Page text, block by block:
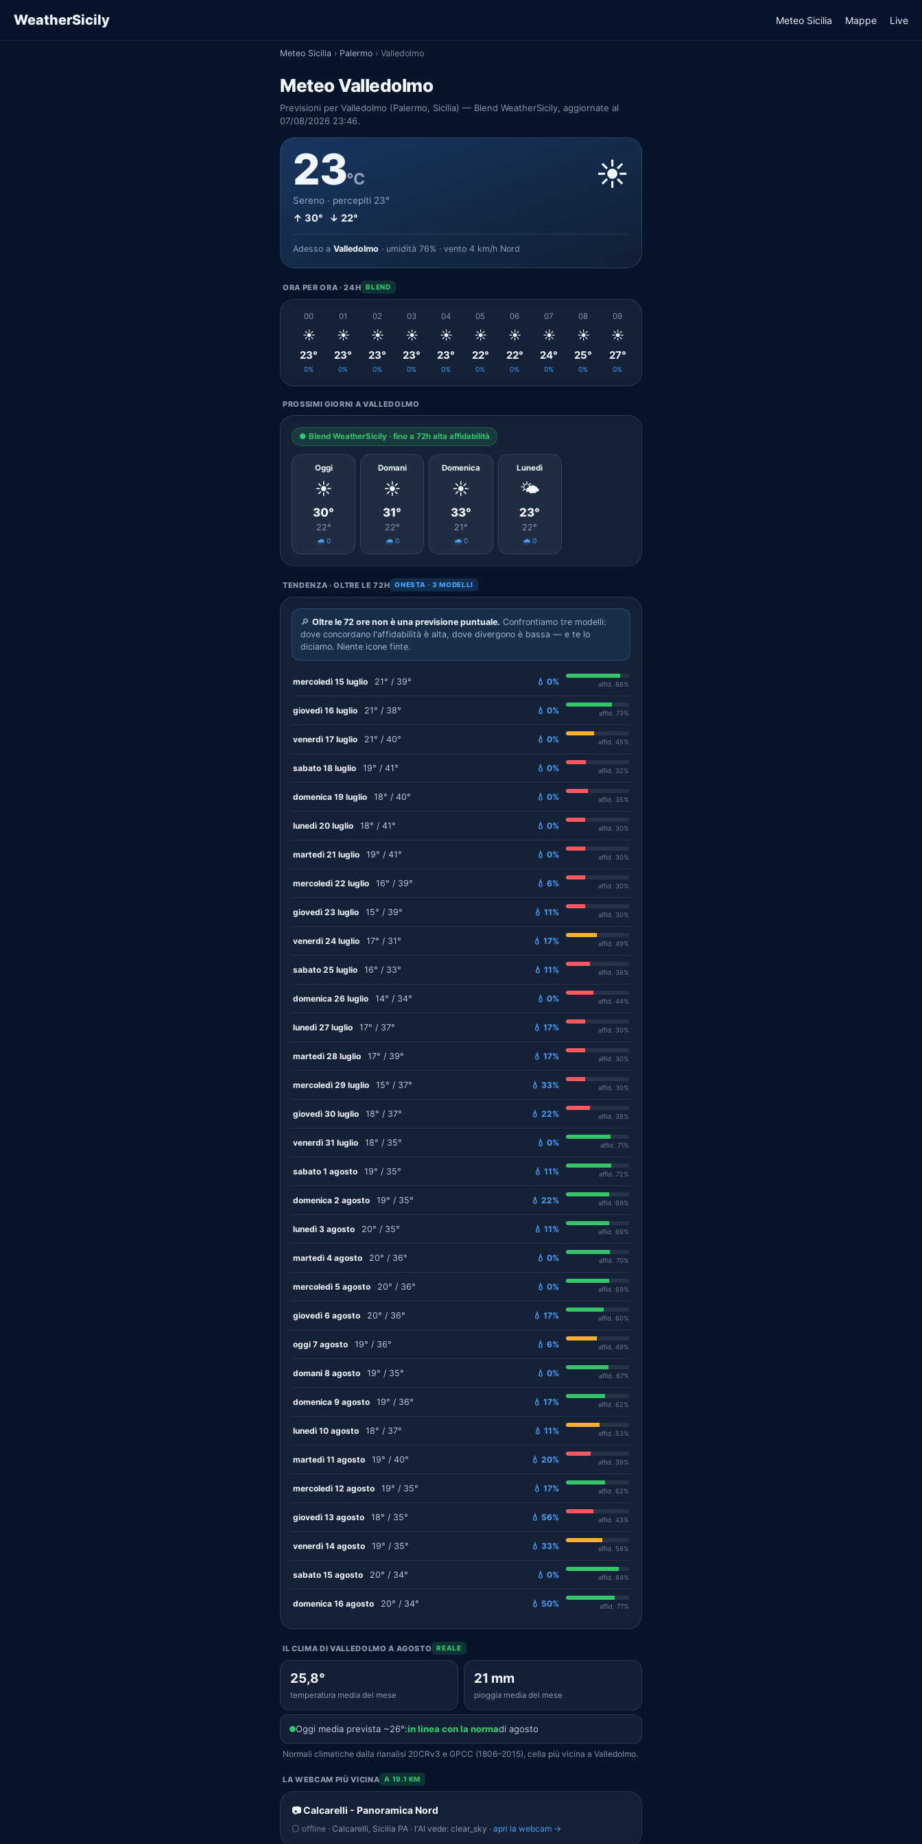
WeatherSicily Meteo Sicilia Mappe Live
Meteo Sicilia › Palermo › Valledolmo
Meteo Valledolmo
Previsioni per Valledolmo (Palermo, Sicilia) — Blend WeatherSicily, aggiornate al
07/08/2026 23:46.
23°C
Sereno · percepiti 23°
↑ 30° ↓ 22°
☀️
Adesso a Valledolmo · umidità 76% · vento 4 km/h Nord
ORA PER ORA · 24H BLEND
00
☀️
23°
0%
01
☀️
23°
0%
02
☀️
23°
0%
03
☀️
23°
0%
04
☀️
23°
0%
05
☀️
22°
0%
06
☀️
22°
0%
07
☀️
24°
0%
08
☀️
25°
0%
09
☀️
27°
0%
PROSSIMI GIORNI A VALLEDOLMO
● Blend WeatherSicily · fino a 72h alta affidabilità
Oggi
☀️
30°
22°
🌧️ 0
Domani
☀️
31°
22°
🌧️ 0
Domenica
☀️
33°
21°
🌧️ 0
Lunedì
🌤️
23°
22°
🌧️ 0
TENDENZA · OLTRE LE 72H ONESTA · 3 MODELLI
🔎 Oltre le 72 ore non è una previsione puntuale. Confrontiamo tre modelli:
dove concordano l'affidabilità è alta, dove divergono è bassa — e te lo
diciamo. Niente icone finte.
mercoledì 15 luglio 21° / 39° 💧 0% affid. 86%
giovedì 16 luglio 21° / 38° 💧 0% affid. 73%
venerdì 17 luglio 21° / 40° 💧 0% affid. 45%
sabato 18 luglio 19° / 41° 💧 0% affid. 32%
domenica 19 luglio 18° / 40° 💧 0% affid. 35%
lunedì 20 luglio 18° / 41° 💧 0% affid. 30%
martedì 21 luglio 19° / 41° 💧 0% affid. 30%
mercoledì 22 luglio 16° / 39° 💧 6% affid. 30%
giovedì 23 luglio 15° / 39° 💧 11% affid. 30%
venerdì 24 luglio 17° / 31° 💧 17% affid. 49%
sabato 25 luglio 16° / 33° 💧 11% affid. 38%
domenica 26 luglio 14° / 34° 💧 0% affid. 44%
lunedì 27 luglio 17° / 37° 💧 17% affid. 30%
martedì 28 luglio 17° / 39° 💧 17% affid. 30%
mercoledì 29 luglio 15° / 37° 💧 33% affid. 30%
giovedì 30 luglio 18° / 37° 💧 22% affid. 38%
venerdì 31 luglio 18° / 35° 💧 0% affid. 71%
sabato 1 agosto 19° / 35° 💧 11% affid. 72%
domenica 2 agosto 19° / 35° 💧 22% affid. 69%
lunedì 3 agosto 20° / 35° 💧 11% affid. 69%
martedì 4 agosto 20° / 36° 💧 0% affid. 70%
mercoledì 5 agosto 20° / 36° 💧 0% affid. 69%
giovedì 6 agosto 20° / 36° 💧 17% affid. 60%
oggi 7 agosto 19° / 36° 💧 6% affid. 49%
domani 8 agosto 19° / 35° 💧 0% affid. 67%
domenica 9 agosto 19° / 36° 💧 17% affid. 62%
lunedì 10 agosto 18° / 37° 💧 11% affid. 53%
martedì 11 agosto 19° / 40° 💧 20% affid. 39%
mercoledì 12 agosto 19° / 35° 💧 17% affid. 62%
giovedì 13 agosto 18° / 35° 💧 56% affid. 43%
venerdì 14 agosto 19° / 35° 💧 33% affid. 58%
sabato 15 agosto 20° / 34° 💧 0% affid. 84%
domenica 16 agosto 20° / 34° 💧 50% affid. 77%
IL CLIMA DI VALLEDOLMO A AGOSTO REALE
25,8°
temperatura media del mese
21 mm
pioggia media del mese
Oggi media prevista ~26°:in linea con la normadi agosto
Normali climatiche dalla rianalisi 20CRv3 e GPCC (1806–2015), cella più vicina a Valledolmo.
LA WEBCAM PIÙ VICINA A 19.1 KM
📷 Calcarelli - Panoramica Nord
⚪ offline · Calcarelli, Sicilia PA · l'AI vede: clear_sky · apri la webcam →